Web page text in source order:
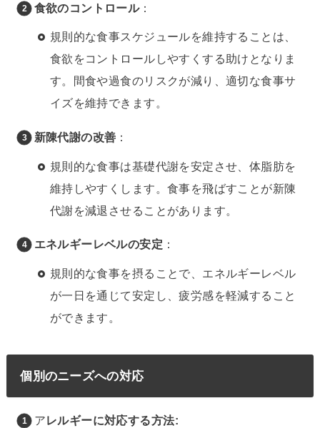
食欲のコントロール：
規則的な食事スケジュールを維持することは、
食欲をコントロールしやすくする助けとなりま
す。間食や過食のリスクが減り、適切な食事サ
イズを維持できます。
新陳代謝の改善 ：
規則的な食事は基礎代謝を安定させ、体脂肪を
維持しやすくします。食事を飛ばすことが新陳
代謝を減退させることがあります。
エネルギーレベルの安定 ：
規則的な食事を摂ることで、エネルギーレベル
が一日を通じて安定し、疲労感を軽減すること
ができます。
個別のニーズへの対応
アレルギーに対応する方法: